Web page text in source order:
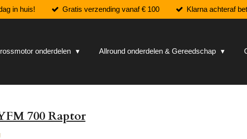
in huis! Gratis verzending vanaf € 100 Klarna achteraf
onderdelen Allround onderdelen & Gereedschap
700 Raptor